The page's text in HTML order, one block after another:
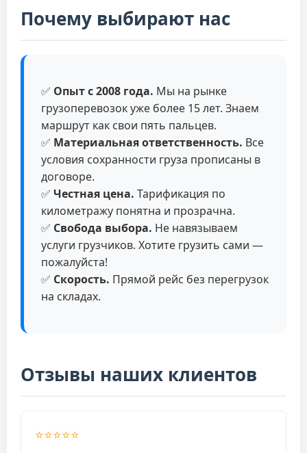
Почему выбирают нас
✅ Опыт с 2008 года. Мы на рынке
грузоперевозок уже более 15 лет. Знаем
маршрут как свои пять пальцев.
✅ Материальная ответственность. Все
условия сохранности груза прописаны в
договоре.
✅ Честная цена. Тарификация по
километражу понятна и прозрачна.
✅ Свобода выбора. Не навязываем
услуги грузчиков. Хотите грузить сами —
пожалуйста!
✅ Скорость. Прямой рейс без перегрузок
на складах.
Отзывы наших клиентов
⭐⭐⭐⭐⭐